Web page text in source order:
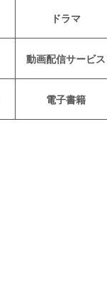
ドラマ
動画配信サービス
電子書籍